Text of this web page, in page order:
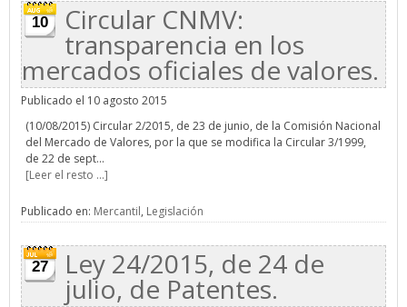
10 Circular CNMV:
transparencia en los
mercados oficiales de valores.
Publicado el 10 agosto 2015
(10/08/2015) Circular 2/2015, de 23 de junio, de la Comisión Nacional
del Mercado de Valores, por la que se modifica la Circular 3/1999,
de 22 de sept...
[Leer el resto ...]
Publicado en: Mercantil, Legislación
27 Ley 24/2015, de 24 de
julio, de Patentes.